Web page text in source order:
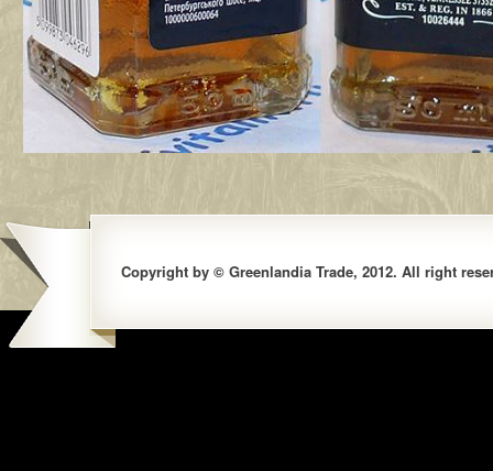
Copyright by © Greenlandia Trade, 2012. All right